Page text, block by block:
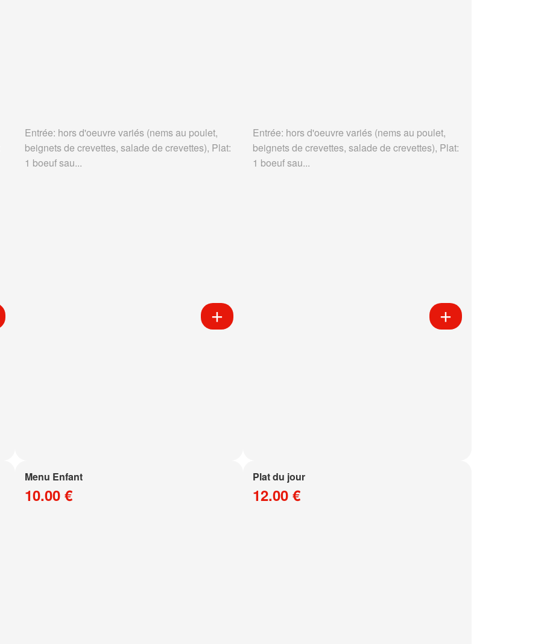
Entrée: hors d'oeuvre variés (nems au poulet,
beignets de crevettes, salade de crevettes), Plat:
1 boeuf sau...
Entrée: hors d'oeuvre variés (nems au poulet,
beignets de crevettes, salade de crevettes), Plat:
1 boeuf sau...
Menu Enfant
10.00 €
Plat du jour
12.00 €